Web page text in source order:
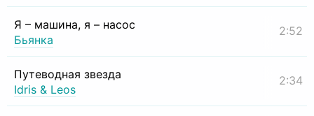
Я – машина, я – насос
Бьянка
2:52
Путеводная звезда
Idris & Leos
2:34